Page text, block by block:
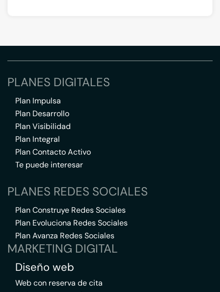
PLANES DIGITALES
Plan Impulsa
Plan Desarrollo
Plan Visibilidad
Plan Integral
Plan Contacto Activo
Te puede interesar
PLANES REDES SOCIALES
Plan Construye Redes Sociales
Plan Evoluciona Redes Sociales
Plan Avanza Redes Sociales
MARKETING DIGITAL
Diseño web
Web con reserva de cita